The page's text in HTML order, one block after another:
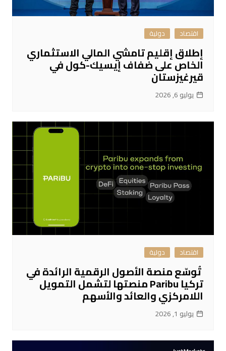
اقتصاد دولية
إطلاق إقليم تامشي المالي الاستثماري
الخاص على ضفاف إيسيك-كول في
قيرغيزستان
يوليو 6, 2026
اقتصاد دولية
تُوسّع منصة الأصول الرقمية الرائدة في
تركيا Paribu منصتها لتشمل التمويل
اللامركزي والعائد والأسهم
يوليو 1, 2026